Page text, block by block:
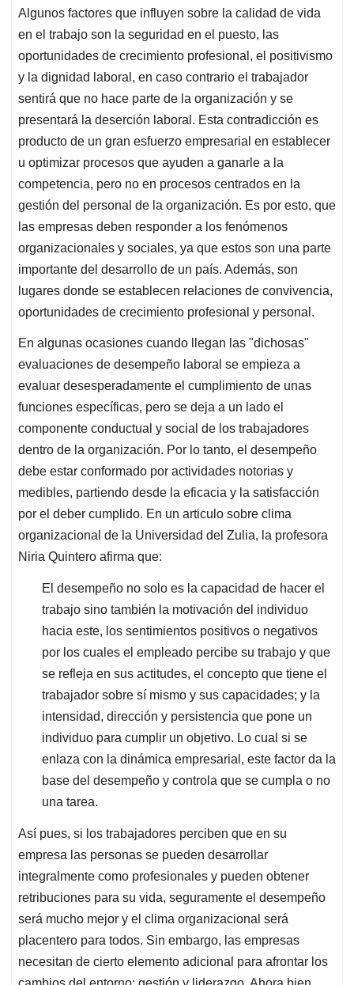
Algunos factores que influyen sobre la calidad de vida
en el trabajo son la seguridad en el puesto, las
oportunidades de crecimiento profesional, el positivismo
y la dignidad laboral, en caso contrario el trabajador
sentirá que no hace parte de la organización y se
presentará la deserción laboral. Esta contradicción es
producto de un gran esfuerzo empresarial en establecer
u optimizar procesos que ayuden a ganarle a la
competencia, pero no en procesos centrados en la
gestión del personal de la organización. Es por esto, que
las empresas deben responder a los fenómenos
organizacionales y sociales, ya que estos son una parte
importante del desarrollo de un país. Además, son
lugares donde se establecen relaciones de convivencia,
oportunidades de crecimiento profesional y personal.
En algunas ocasiones cuando llegan las "dichosas"
evaluaciones de desempeño laboral se empieza a
evaluar desesperadamente el cumplimiento de unas
funciones específicas, pero se deja a un lado el
componente conductual y social de los trabajadores
dentro de la organización. Por lo tanto, el desempeño
debe estar conformado por actividades notorias y
medibles, partiendo desde la eficacia y la satisfacción
por el deber cumplido. En un articulo sobre clima
organizacional de la Universidad del Zulia, la profesora
Niria Quintero afirma que:
El desempeño no solo es la capacidad de hacer el
trabajo sino también la motivación del individuo
hacia este, los sentimientos positivos o negativos
por los cuales el empleado percibe su trabajo y que
se refleja en sus actitudes, el concepto que tiene el
trabajador sobre sí mismo y sus capacidades; y la
intensidad, dirección y persistencia que pone un
individuo para cumplir un objetivo. Lo cual si se
enlaza con la dinámica empresarial, este factor da la
base del desempeño y controla que se cumpla o no
una tarea.
Así pues, si los trabajadores perciben que en su
empresa las personas se pueden desarrollar
integralmente como profesionales y pueden obtener
retribuciones para su vida, seguramente el desempeño
será mucho mejor y el clima organizacional será
placentero para todos. Sin embargo, las empresas
necesitan de cierto elemento adicional para afrontar los